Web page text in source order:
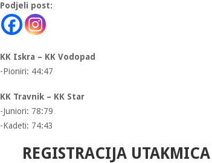
Podjeli post:
KK Iskra – KK Vodopad
-Pioniri: 44:47
KK Travnik – KK Star
-Juniori: 78:79
-Kadeti: 74:43
REGISTRACIJA